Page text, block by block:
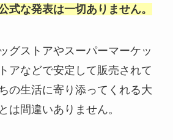
式な発表は一切ありません。
グストアやスーパーマーケッ
アなどで安定して販売されて
の生活に寄り添ってくれる大
は間違いありません。